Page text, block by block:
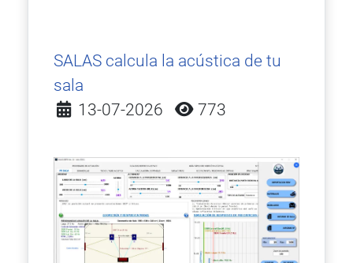
SALAS calcula la acústica de tu
sala
Detalles
13-07-2026 773